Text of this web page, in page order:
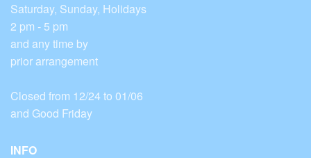
Saturday, Sunday, Holidays
2 pm - 5 pm
and any time by
prior arrangement
Closed from 12/24 to 01/06
and Good Friday
INFO